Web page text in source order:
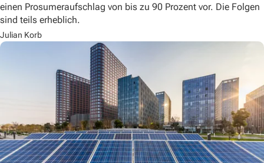
einen Prosumeraufschlag von bis zu 90 Prozent vor. Die Folgen
sind teils erheblich.
Julian Korb